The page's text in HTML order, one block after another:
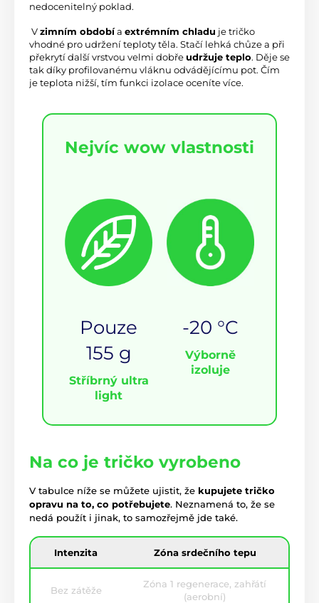
nedocenitelný poklad.
V zimním období a extrémním chladu je tričko
vhodné pro udržení teploty těla. Stačí lehká chůze a při
překrytí další vrstvou velmi dobře udržuje teplo. Děje se
tak díky profilovanému vláknu odvádějícímu pot. Čím
je teplota nižší, tím funkci izolace oceníte více.
Nejvíc wow vlastnosti
Pouze
155 g
Stříbrný ultra
light
-20 °C
Výborně
izoluje
Na co je tričko vyrobeno
V tabulce níže se můžete ujistit, že kupujete tričko
opravu na to, co potřebujete. Neznamená to, že se
nedá použít i jinak, to samozřejmě jde také.
Intenzita Zóna srdečního tepu
Bez zátěže
Zóna 1 regenerace, zahřátí
(aerobní)